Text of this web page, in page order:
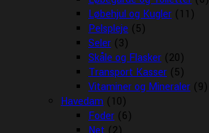
Løbehjul og Kugler (11)
Pelspleje (5)
Seler (3)
Skåle og Flasker (20)
Transport Kasser (5)
Vitaminer og Mineraler (9)
Havedam (10)
Foder (6)